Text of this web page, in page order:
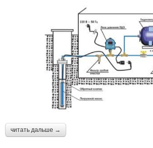
читать дальше →